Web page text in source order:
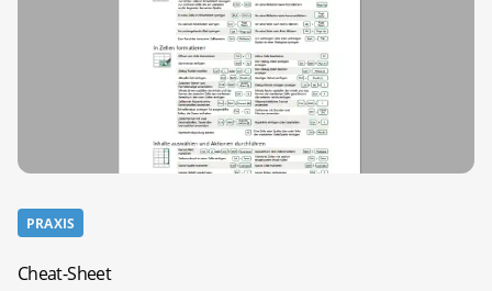
PRAXIS
Cheat-Sheet